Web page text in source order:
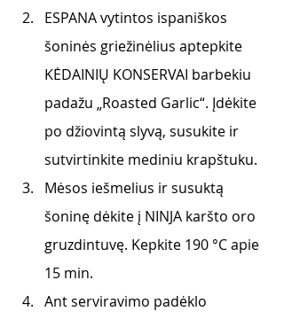
ESPANA vytintos ispaniškos
šoninės griežinėlius aptepkite
KĖDAINIŲ KONSERVAI barbekiu
padažu „Roasted Garlic“. Įdėkite
po džiovintą slyvą, susukite ir
sutvirtinkite mediniu krapštuku.
Mėsos iešmelius ir susuktą
šoninę dėkite į NINJA karšto oro
gruzdintuvę. Kepkite 190 °C apie
15 min.
Ant serviravimo padėklo